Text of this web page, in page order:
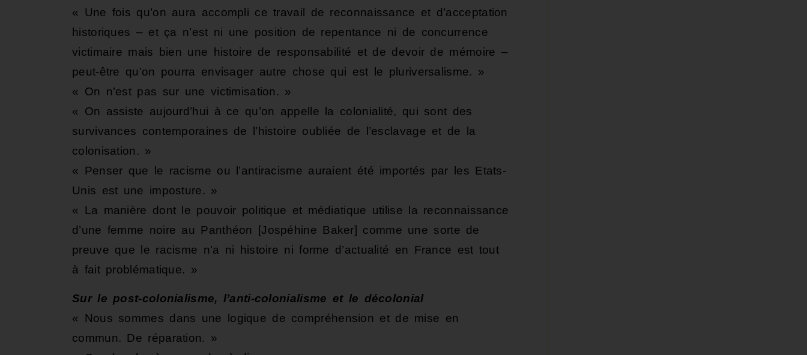
« Une fois qu’on aura accompli ce travail de reconnaissance et d’acceptation
historiques – et ça n’est ni une position de repentance ni de concurrence
victimaire mais bien une histoire de responsabilité et de devoir de mémoire –
peut-être qu’on pourra envisager autre chose qui est le pluriversalisme. »
« On n’est pas sur une victimisation. »
« On assiste aujourd’hui à ce qu’on appelle la colonialité, qui sont des
survivances contemporaines de l’histoire oubliée de l’esclavage et de la
colonisation. »
« Penser que le racisme ou l’antiracisme auraient été importés par les Etats-
Unis est une imposture. »
« La manière dont le pouvoir politique et médiatique utilise la reconnaissance
d’une femme noire au Panthéon [Jospéhine Baker] comme une sorte de
preuve que le racisme n’a ni histoire ni forme d’actualité en France est tout
à fait problématique. »
Sur le post-colonialisme, l’anti-colonialisme et le décolonial
« Nous sommes dans une logique de compréhension et de mise en
commun. De réparation. »